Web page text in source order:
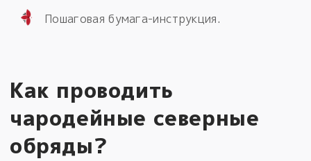
Пошаговая бумага-инструкция.
Как проводить
чародейные северные
обряды?